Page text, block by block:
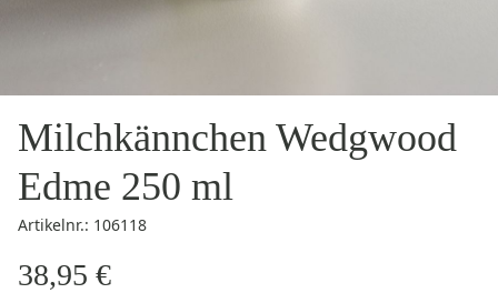
Milchkännchen Wedgwood
Edme 250 ml
Artikelnr.: 106118
38,95 €